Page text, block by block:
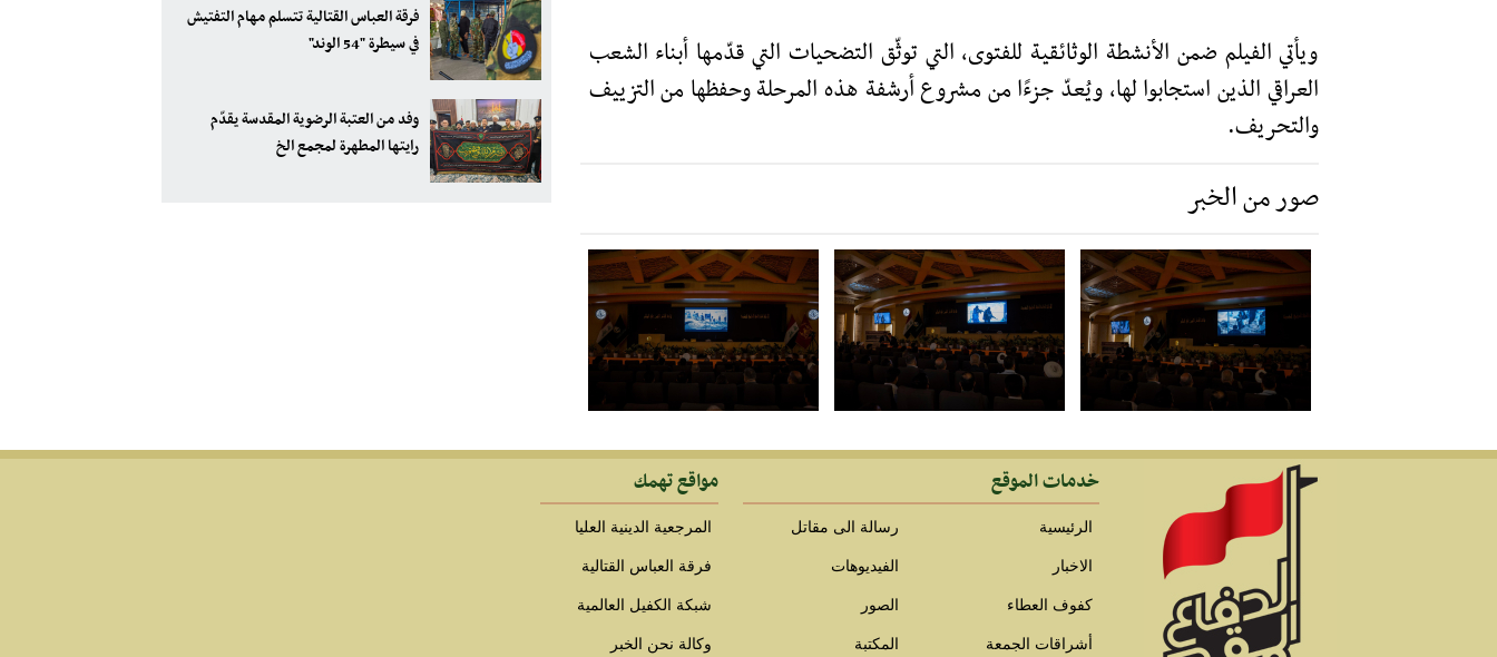
فرقة العباس القتالية تتسلم مهام التفتيش
في سيطرة "54 الوند"
وفد من العتبة الرضوية المقدسة يقدّم
رايتها المطهرة لمجمع الخ
ويأتي الفيلم ضمن الأنشطة الوثائقية للفتوى، التي توثّق التضحيات التي قدّمها أبناء الشعب
العراقي الذين استجابوا لها، ويُعدّ جزءًا من مشروع أرشفة هذه المرحلة وحفظها من التزييف
والتحريف.
صور من الخبر
خدمات الموقع
الرئيسية
الاخبار
كفوف العطاء
أشراقات الجمعة
رسالة الى مقاتل
الفيديوهات
الصور
المكتبة
مواقع تهمك
المرجعية الدينية العليا
فرقة العباس القتالية
شبكة الكفيل العالمية
وكالة نحن الخبر